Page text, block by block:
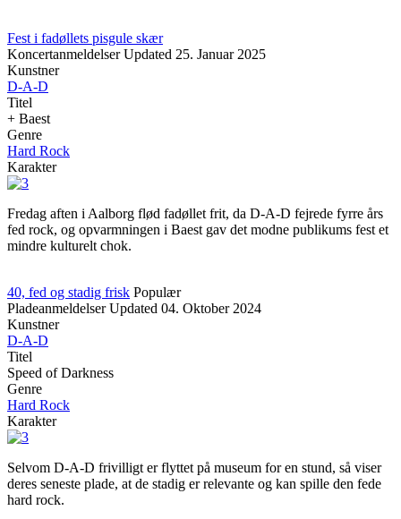
Fest i fadøllets pisgule skær
Koncertanmeldelser Updated 25. Januar 2025
Kunstner
D-A-D
Titel
+ Baest
Genre
Hard Rock
Karakter
Fredag aften i Aalborg flød fadøllet frit, da D-A-D fejrede fyrre års
fed rock, og opvarmningen i Baest gav det modne publikums fest et
mindre kulturelt chok.
40, fed og stadig frisk Populær
Pladeanmeldelser Updated 04. Oktober 2024
Kunstner
D-A-D
Titel
Speed of Darkness
Genre
Hard Rock
Karakter
Selvom D-A-D frivilligt er flyttet på museum for en stund, så viser
deres seneste plade, at de stadig er relevante og kan spille den fede
hard rock.